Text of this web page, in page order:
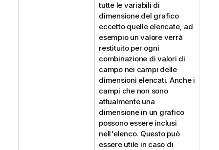
tutte le variabili di
dimensione del grafico
eccetto quelle elencate, ad
esempio un valore verrà
restituito per ogni
combinazione di valori di
campo nei campi delle
dimensioni elencati. Anche i
campi che non sono
attualmente una
dimensione in un grafico
possono essere inclusi
nell'elenco. Questo può
essere utile in caso di